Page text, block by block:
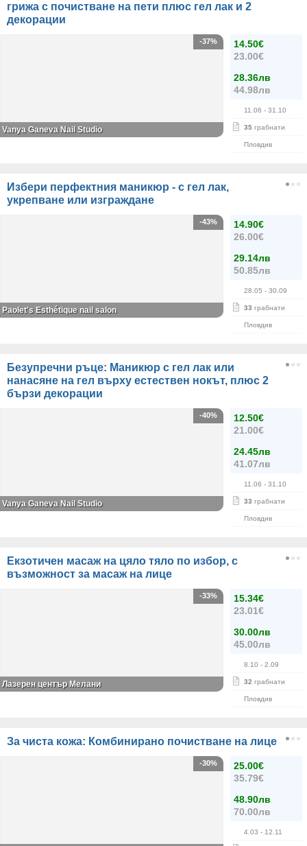
грижа с почистване на пети плюс гел лак и 2
декорации
14.50€
23.00€
28.36лв
44.98лв
11.06 - 31.10
35 грабнати
Пловдив
-37%
Vanya Ganeva Nail Studio
Избери перфектния маникюр - с гел лак,
укрепване или изграждане
14.90€
26.00€
29.14лв
50.85лв
28.05 - 30.09
33 грабнати
Пловдив
-43%
Paolet's Esthétique nail salon
Безупречни ръце: Маникюр с гел лак или
нанасяне на гел върху естествен нокът, плюс 2
бързи декорации
12.50€
21.00€
24.45лв
41.07лв
11.06 - 31.10
33 грабнати
Пловдив
-40%
Vanya Ganeva Nail Studio
Екзотичен масаж на цяло тяло по избор, с
възможност за масаж на лице
15.34€
23.01€
30.00лв
45.00лв
8.10 - 2.09
32 грабнати
Пловдив
-33%
Лазерен център Мелани
За чиста кожа: Комбинирано почистване на лице
25.00€
35.79€
48.90лв
70.00лв
4.03 - 12.11
-30%